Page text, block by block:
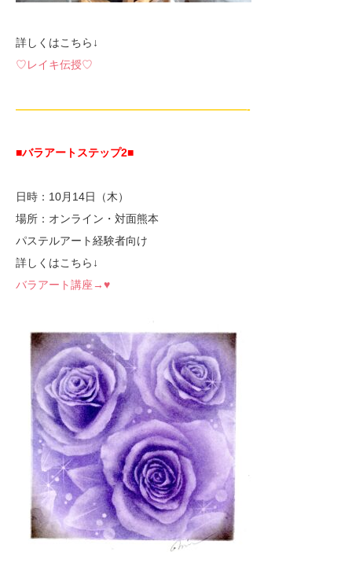
詳しくはこちら↓
♡レイキ伝授♡
—————————————————————-
■バラアートステップ2■
日時：10月14日（木）
場所：オンライン・対面熊本
パステルアート経験者向け
詳しくはこちら↓
バラアート講座→♥